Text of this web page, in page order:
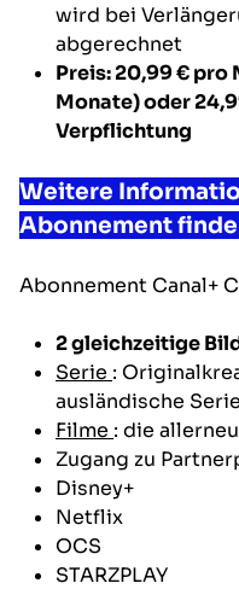
wird bei
abgerechnet
Preis: 20,99 €pro
Monate) oder
Verpflichtung
Weitere
Abonnement
Abonnement Canal+
2 gleichzeitige
Serie :
ausländische
Filme : die
Zugang zu
Disney+
Netflix
OCS
STARZPLAY